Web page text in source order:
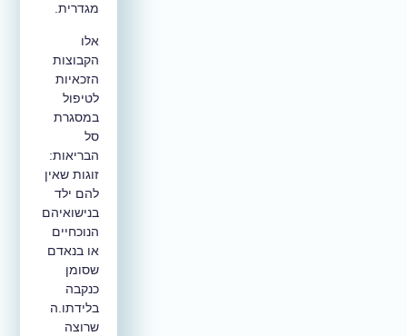
מגדרית.
אלו
הקבוצות
הזכאיות
לטיפול
במסגרת
סל
הבריאות:
זוגות שאין
להם ילד
בנישואיהם
הנוכחיים
או בנאדם
שסומן
כנקבה
בלידתו.ה
שרוצה